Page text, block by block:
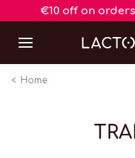
€10 off on
Home